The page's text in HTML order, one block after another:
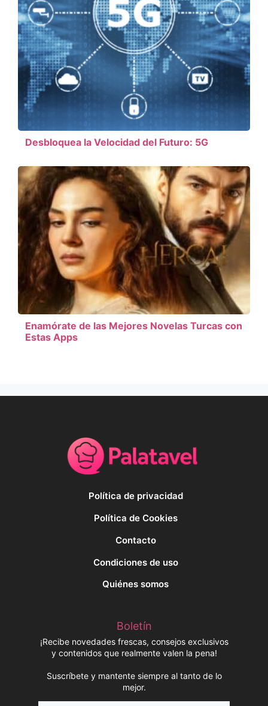
Desbloquea la Velocidad del Futuro: 5G
Enamórate de las Mejores Novelas Turcas con
Estas Apps
Política de privacidad
Política de Cookies
Contacto
Condiciones de uso
Quiénes somos
Boletín
¡Recibe novedades frescas, consejos exclusivos
y contenidos que realmente valen la pena!
Suscríbete y mantente siempre al tanto de lo
mejor.